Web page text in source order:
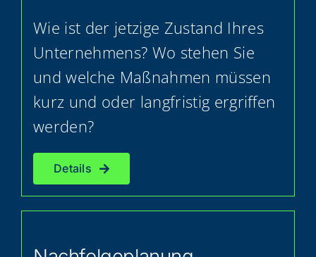
Wie ist der jet­zi­ge Zustand Ihres
Unter­neh­mens? Wo ste­hen Sie
und wel­che Maß­nah­men müs­sen
kurz und oder lang­fris­tig ergrif­fen
werden?
Details